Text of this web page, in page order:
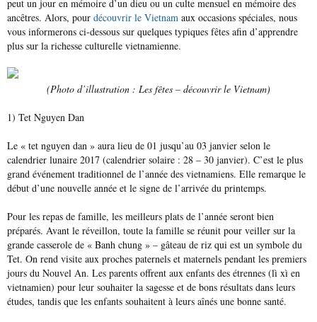
peut un jour en mémoire d’un dieu ou un culte mensuel en mémoire des
ancêtres. Alors, pour découvrir le Vietnam aux occasions spéciales, nous
vous informerons ci-dessous sur quelques typiques fêtes afin d’apprendre
plus sur la richesse culturelle vietnamienne.
(Photo d’illustration : Les fêtes – découvrir le Vietnam)
1) Tet Nguyen Dan
Le « tet nguyen dan » aura lieu de 01 jusqu’au 03 janvier selon le
calendrier lunaire 2017 (calendrier solaire : 28 – 30 janvier). C’est le plus
grand événement traditionnel de l’année des vietnamiens. Elle remarque le
début d’une nouvelle année et le signe de l’arrivée du printemps.
Pour les repas de famille, les meilleurs plats de l’année seront bien
préparés. Avant le réveillon, toute la famille se réunit pour veiller sur la
grande casserole de « Banh chung » – gâteau de riz qui est un symbole du
Tet. On rend visite aux proches paternels et maternels pendant les premiers
jours du Nouvel An. Les parents offrent aux enfants des étrennes (lì xì en
vietnamien) pour leur souhaiter la sagesse et de bons résultats dans leurs
études, tandis que les enfants souhaitent à leurs aînés une bonne santé.